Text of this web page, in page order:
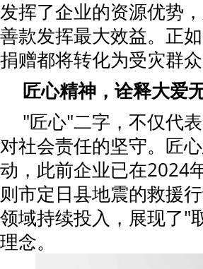
发挥了企业的资源优势
善款发挥最大效益。正
捐赠都将转化为受灾群
匠心精神，诠释大爱
"匠心"二字，不仅代
对社会责任的坚守。匠
动，此前企业已在2024
则市定日县地震的救援
领域持续投入，展现了"
理念。